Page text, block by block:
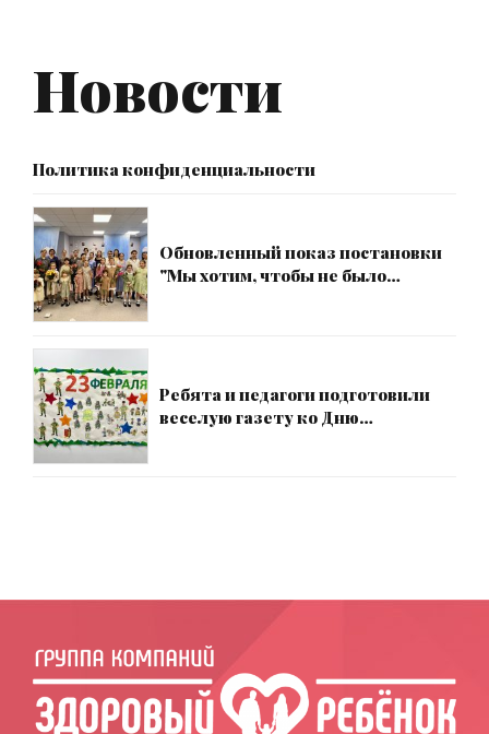
Новости
Политика конфиденциальности
Обновленный показ постановки
"Мы хотим, чтобы не было
Ребята и педагоги подготовили
веселую газету ко Дню